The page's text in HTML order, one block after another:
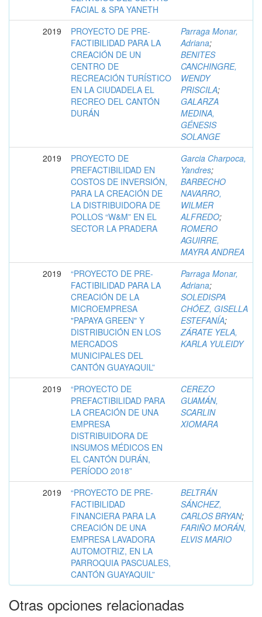
FACIAL & SPA YANETH
2019
PROYECTO DE PRE-
FACTIBILIDAD PARA LA
CREACIÓN DE UN
CENTRO DE
RECREACIÓN TURÍSTICO
EN LA CIUDADELA EL
RECREO DEL CANTÓN
DURÁN
Parraga Monar,
Adriana;
BENITES
CANCHINGRE,
WENDY
PRISCILA;
GALARZA
MEDINA,
GÉNESIS
SOLANGE
2019
PROYECTO DE
PREFACTIBILIDAD EN
COSTOS DE INVERSIÓN,
PARA LA CREACIÓN DE
LA DISTRIBUIDORA DE
POLLOS “W&M” EN EL
SECTOR LA PRADERA
Garcia Charpoca,
Yandres;
BARBECHO
NAVARRO,
WILMER
ALFREDO;
ROMERO
AGUIRRE,
MAYRA ANDREA
2019
“PROYECTO DE PRE-
FACTIBILIDAD PARA LA
CREACIÓN DE LA
MICROEMPRESA
"PAPAYA GREEN" Y
DISTRIBUCIÓN EN LOS
MERCADOS
MUNICIPALES DEL
CANTÓN GUAYAQUIL”
Parraga Monar,
Adriana;
SOLEDISPA
CHÓEZ, GISELLA
ESTEFANÍA;
ZÁRATE YELA,
KARLA YULEIDY
2019
“PROYECTO DE
PREFACTIBILIDAD PARA
LA CREACIÓN DE UNA
EMPRESA
DISTRIBUIDORA DE
INSUMOS MÉDICOS EN
EL CANTÓN DURÁN,
PERÍODO 2018”
CEREZO
GUAMÁN,
SCARLIN
XIOMARA
2019
“PROYECTO DE PRE-
FACTIBILIDAD
FINANCIERA PARA LA
CREACIÓN DE UNA
EMPRESA LAVADORA
AUTOMOTRIZ, EN LA
PARROQUIA PASCUALES,
CANTÓN GUAYAQUIL”
BELTRÁN
SÁNCHEZ,
CARLOS BRYAN;
FARIÑO MORÁN,
ELVIS MARIO
Otras opciones relacionadas